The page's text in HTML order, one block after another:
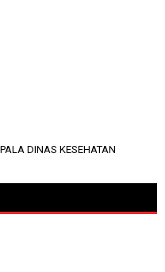
DINAS KESEHATAN